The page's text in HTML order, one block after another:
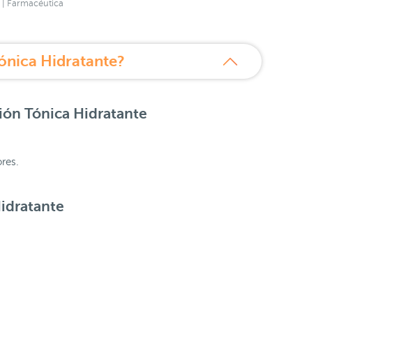
| Farmacéutica
Hidratante?
Tónica Hidratante